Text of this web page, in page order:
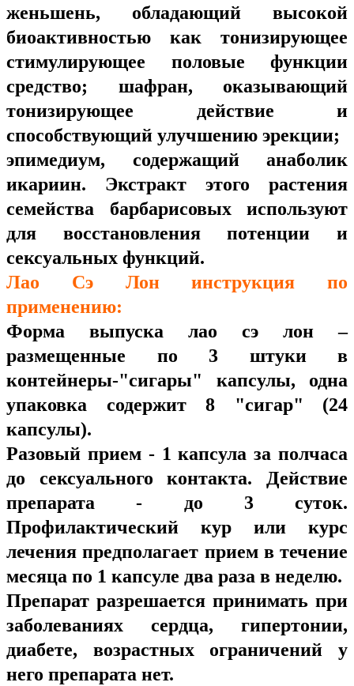
женьшень, обладающий высокой
биоактивностью как тонизирующее
стимулирующее половые функции
средство; шафран, оказывающий
тонизирующее действие и
способствующий улучшению эрекции;
эпимедиум, содержащий анаболик
икариин. Экстракт этого растения
семейства барбарисовых используют
для восстановления потенции и
сексуальных функций.
Лао Сэ Лон инструкция по
применению:
Форма выпуска лао сэ лон –
размещенные по 3 штуки в
контейнеры-"сигары" капсулы, одна
упаковка содержит 8 "сигар" (24
капсулы).
Разовый прием - 1 капсула за полчаса
до сексуального контакта. Действие
препарата - до 3 суток.
Профилактический кур или курс
лечения предполагает прием в течение
месяца по 1 капсуле два раза в неделю.
Препарат разрешается принимать при
заболеваниях сердца, гипертонии,
диабете, возрастных ограничений у
него препарата нет.